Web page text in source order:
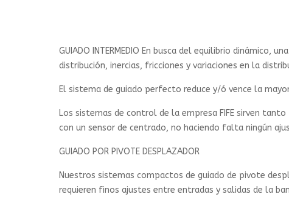
GUIADO INTERMEDIO En busca del equilibrio
distribución, inercias, fricciones y variaciones en la
El sistema de guiado perfecto reduce y/ó vence la
Los sistemas de control de la empresa FIFE sirven
con un sensor de centrado, no haciendo falta ningún
GUIADO POR PIVOTE DESPLAZADOR
Nuestros sistemas compactos de guiado de pivote
requieren finos ajustes entre entradas y salidas de la